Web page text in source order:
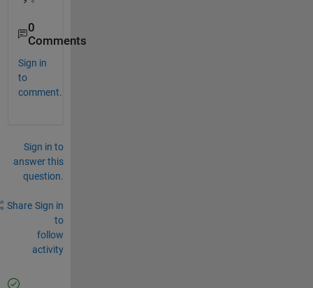
0
Comments
Sign in
to
comment.
Sign in to
answer this
question.
Share Sign in
to
follow
activity